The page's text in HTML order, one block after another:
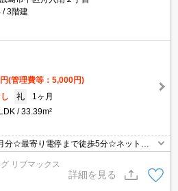
3階建
(管理費等：5,000円)
礼
1ヶ月
33.39m²
分☆最寄り電停まで徒歩5分☆ネット無
ティ搭載でセキュリティも充実！追い焚
ークインクローゼットなど室内設備充
えられます☆
リブマックス
詳細を見る